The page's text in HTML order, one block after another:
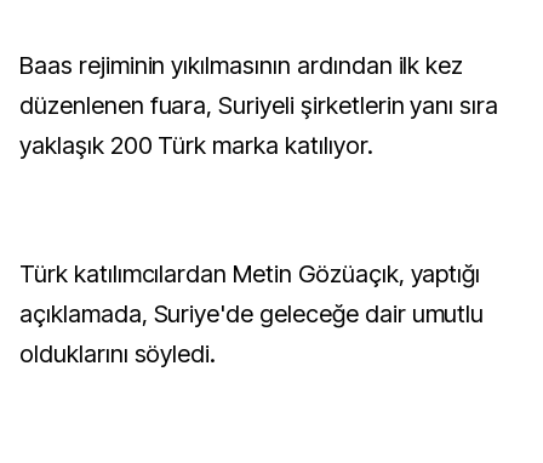
Baas rejiminin yıkılmasının ardından ilk kez
düzenlenen fuara, Suriyeli şirketlerin yanı sıra
yaklaşık 200 Türk marka katılıyor.
Türk katılımcılardan Metin Gözüaçık, yaptığı
açıklamada, Suriye'de geleceğe dair umutlu
olduklarını söyledi.